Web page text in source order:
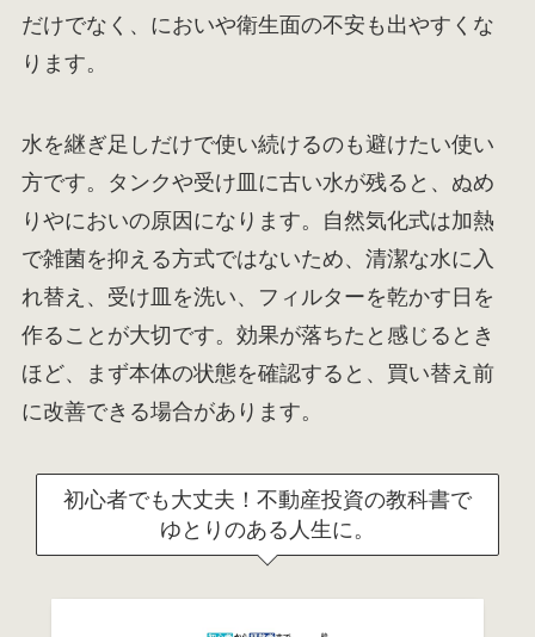
だけでなく、においや衛生面の不安も出やすくな
ります。
水を継ぎ足しだけで使い続けるのも避けたい使い
方です。タンクや受け皿に古い水が残ると、ぬめ
りやにおいの原因になります。自然気化式は加熱
で雑菌を抑える方式ではないため、清潔な水に入
れ替え、受け皿を洗い、フィルターを乾かす日を
作ることが大切です。効果が落ちたと感じるとき
ほど、まず本体の状態を確認すると、買い替え前
に改善できる場合があります。
初心者でも大丈夫！不動産投資の教科書で
ゆとりのある人生に。